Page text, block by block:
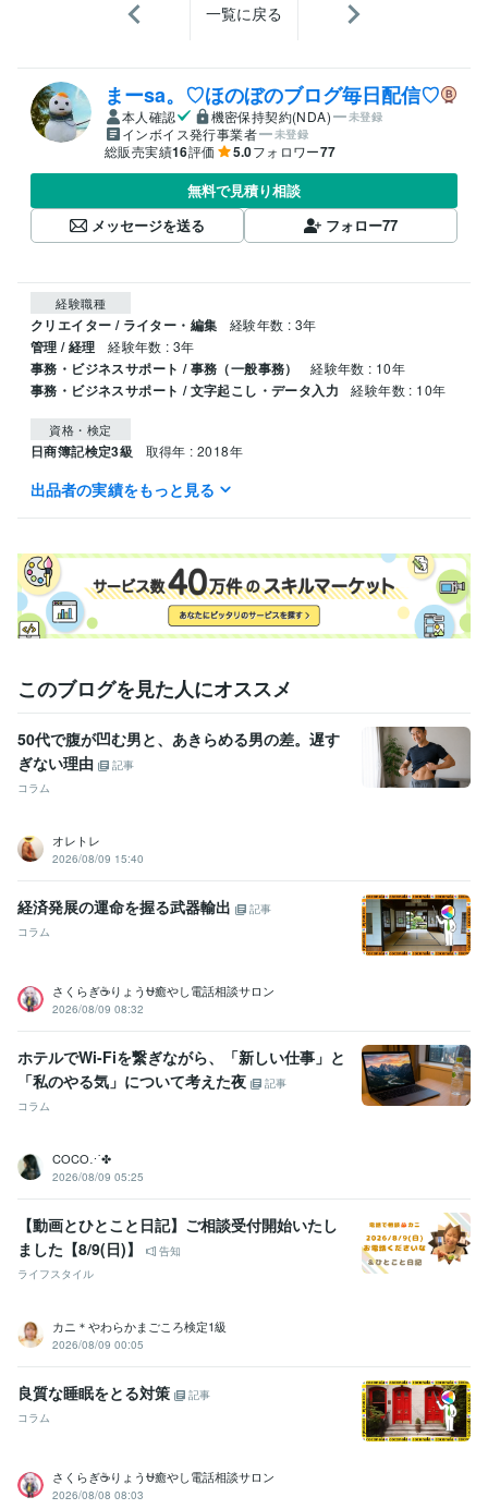
一覧に戻る
まーsa。♡ほのぼのブログ毎日配信♡
本人確認 機密保持契約(NDA) 未登録
インボイス発行事業者 未登録
総販売実績16評価 5.0フォロワー77
無料で見積り相談
メッセージを送る
フォロー77
経験職種
クリエイター / ライター・編集 経験年数 : 3年
管理 / 経理 経験年数 : 3年
事務・ビジネスサポート / 事務（一般事務） 経験年数 : 10年
事務・ビジネスサポート / 文字起こし・データ入力 経験年数 : 10年
資格・検定
日商簿記検定3級 取得年 : 2018年
ビジネス・クリエイティブツール
SAP:1年
得意分野
ライティング・翻訳 Webライティング 事務アシスト
出品者の実績をもっと見る
このブログを見た人にオススメ
50代で腹が凹む男と、あきらめる男の差。遅す
ぎない理由
記事
コラム
オレトレ
2026/08/09 15:40
経済発展の運命を握る武器輸出
記事
コラム
さくらぎ☕りょう⛎癒やし電話相談サロン
2026/08/09 08:32
ホテルでWi-Fiを繋ぎながら、「新しい仕事」と
「私のやる気」について考えた夜
記事
コラム
COCO⋰✤
2026/08/09 05:25
【動画とひとこと日記】ご相談受付開始いたし
ました【8/9(日)】
告知
ライフスタイル
カニ＊やわらかまごころ検定1級
2026/08/09 00:05
良質な睡眠をとる対策
記事
コラム
さくらぎ☕りょう⛎癒やし電話相談サロン
2026/08/08 08:03